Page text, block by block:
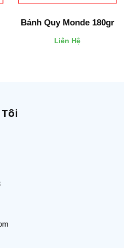
Bánh Quy Monde 180gr
Liên Hệ